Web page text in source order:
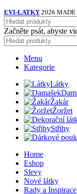
EVI-LATKY 2026 MADE
Začněte psát, abyste
Menu
Kategorie
Látky
Žakár
Žoržet
Střihy
Home
Eshop
Slevy
Nové látky
Rady a Inspirace